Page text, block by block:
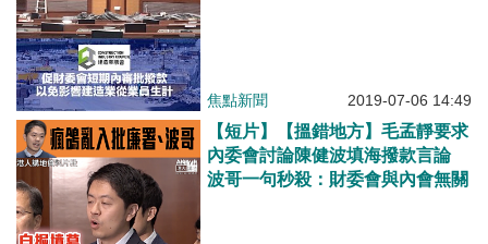
焦點新聞 2019-07-06 14:49
【短片】【搵錯地方】毛孟靜要求
內委會討論陳健波填海撥款言論
波哥一句秒殺：財委會與內會無關